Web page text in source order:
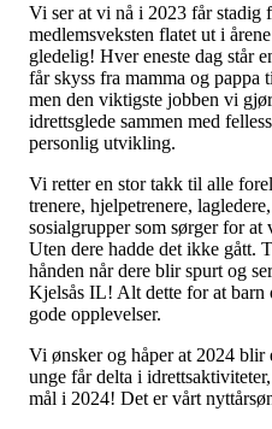
Vi ser at vi nå i 2023 får stadig
medlemsveksten flatet ut i
gledelig! Hver eneste dag står
får skyss fra mamma og
men den viktigste jobben vi
idrettsglede sammen med
personlig utvikling.
Vi retter en stor takk til alle
trenere, hjelpetrenere,
sosialgrupper som sørger for
Uten dere hadde det ikke gått.
hånden når dere blir spurt og
Kjelsås IL! Alt dette for at barn
gode opplevelser.
Vi ønsker og håper at 2024 blir
unge får delta i
mål i 2024! Det er vårt